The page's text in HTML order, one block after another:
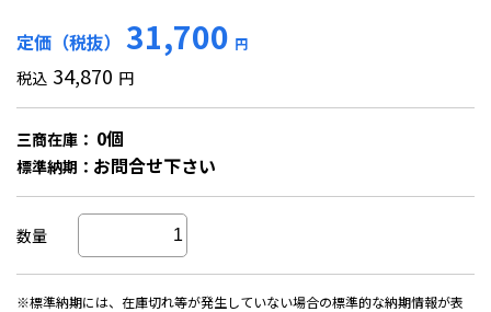
定価（税抜） 31,700 円
税込 34,870 円
三商在庫： 0個
標準納期： お問合せ下さい
数量
※標準納期には、在庫切れ等が発生していない場合の標準的な納期情報が表